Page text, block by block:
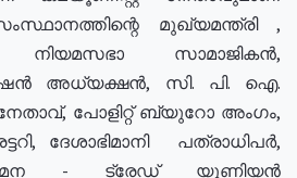
മുഖ്യമന്ത്രി ,
നിയമസഭാ സാമാജികൻ,
അധ്യക്ഷൻ, സി. പി. ഐ.
പോളിറ്റ് ബ്യുറോ അംഗം,
ദേശാഭിമാനി പത്രാധിപർ,
- ട്രേഡ് യൂണിയൻ